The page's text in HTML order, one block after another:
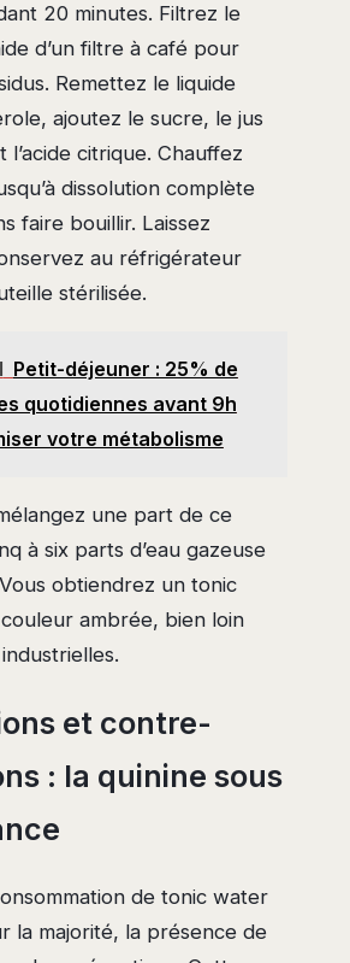
20 minutes. Filtrez le
d’un filtre à café pour
Remettez le liquide
ajoutez le sucre, le jus
l’acide citrique. Chauffez
dissolution complète
faire bouillir. Laissez
au réfrigérateur
stérilisée.
Petit-déjeuner : 25% de
quotidiennes avant 9h
votre métabolisme
une part de ce
à six parts d’eau gazeuse
obtiendrez un tonic
ambrée, bien loin
et contre-
: la quinine sous
de tonic water
la majorité, la présence de